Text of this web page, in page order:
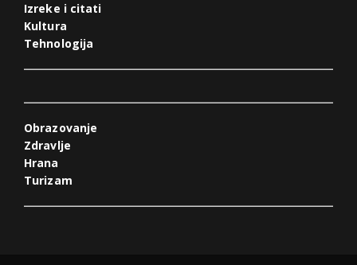
Izreke i citati
Kultura
Tehnologija
Obrazovanje
Zdravlje
Hrana
Turizam